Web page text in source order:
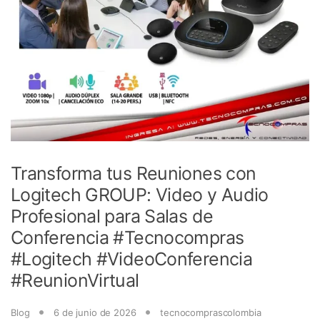
Transforma tus Reuniones con
Logitech GROUP: Video y Audio
Profesional para Salas de
Conferencia #Tecnocompras
#Logitech #VideoConferencia
#ReunionVirtual
Blog 6 de junio de 2026 tecnocomprascolombia